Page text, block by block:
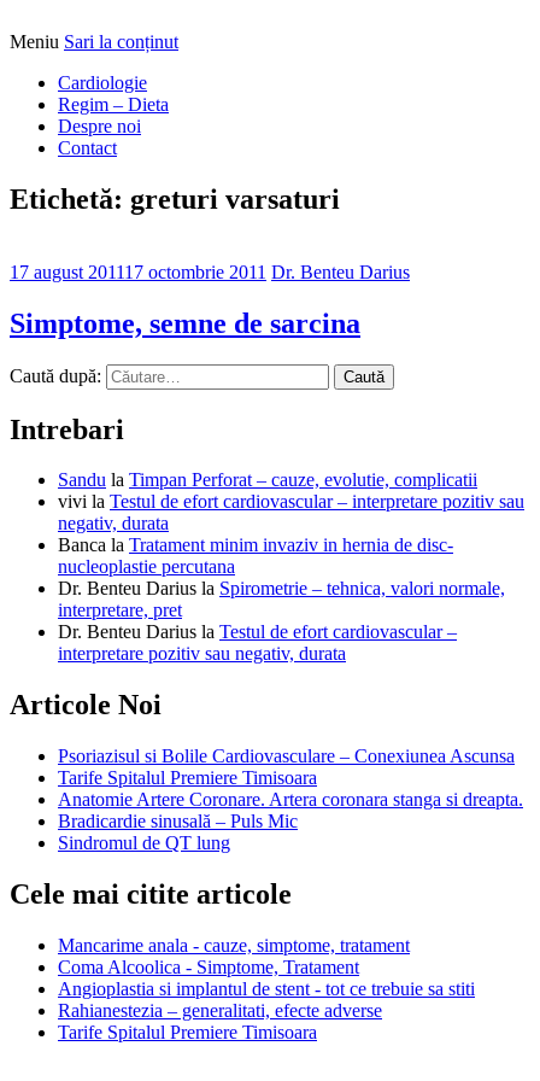
DrBendo.ro
Alimentatia sa iti fie medicatia
Meniu Sari la conținut
Cardiologie
Regim – Dieta
Despre noi
Contact
Etichetă: greturi varsaturi
17 august 201117 octombrie 2011 Dr. Benteu Darius
Simptome, semne de sarcina
Caută după:
Intrebari
Sandu la Timpan Perforat – cauze, evolutie, complicatii
vivi la Testul de efort cardiovascular – interpretare pozitiv sau
negativ, durata
Banca la Tratament minim invaziv in hernia de disc-
nucleoplastie percutana
Dr. Benteu Darius la Spirometrie – tehnica, valori normale,
interpretare, pret
Dr. Benteu Darius la Testul de efort cardiovascular –
interpretare pozitiv sau negativ, durata
Articole Noi
Psoriazisul si Bolile Cardiovasculare – Conexiunea Ascunsa
Tarife Spitalul Premiere Timisoara
Anatomie Artere Coronare. Artera coronara stanga si dreapta.
Bradicardie sinusală – Puls Mic
Sindromul de QT lung
Cele mai citite articole
Mancarime anala - cauze, simptome, tratament
Coma Alcoolica - Simptome, Tratament
Angioplastia si implantul de stent - tot ce trebuie sa stiti
Rahianestezia – generalitati, efecte adverse
Tarife Spitalul Premiere Timisoara